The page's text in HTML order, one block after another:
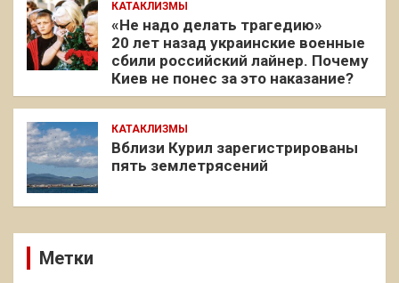
КАТАКЛИЗМЫ
«Не надо делать трагедию»
20 лет назад украинские военные
сбили российский лайнер. Почему
Киев не понес за это наказание?
КАТАКЛИЗМЫ
Вблизи Курил зарегистрированы
пять землетрясений
Метки